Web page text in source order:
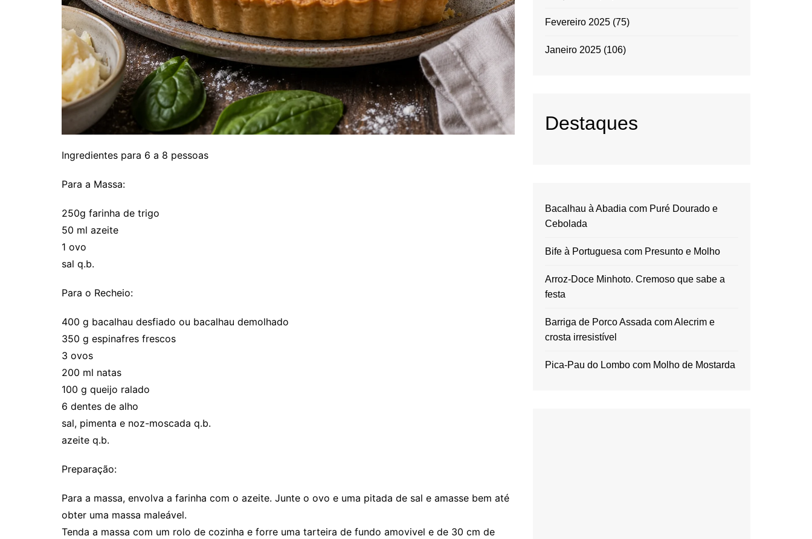
Ingredientes para 6 a 8 pessoas
Para a Massa:
250g farinha de trigo
50 ml azeite
1 ovo
sal q.b.
Para o Recheio:
400 g bacalhau desfiado ou bacalhau demolhado
350 g espinafres frescos
3 ovos
200 ml natas
100 g queijo ralado
6 dentes de alho
sal, pimenta e noz-moscada q.b.
azeite q.b.
Preparação:
Para a massa, envolva a farinha com o azeite. Junte o ovo e uma pitada de sal e amasse bem até
obter uma massa maleável.
Tenda a massa com um rolo de cozinha e forre uma tarteira de fundo amovivel e de 30 cm de
Fevereiro 2025 (75)
Janeiro 2025 (106)
Destaques
Bacalhau à Abadia com Puré Dourado e
Cebolada
Bife à Portuguesa com Presunto e Molho
Arroz-Doce Minhoto. Cremoso que sabe a
festa
Barriga de Porco Assada com Alecrim e
crosta irresistível
Pica-Pau do Lombo com Molho de Mostarda